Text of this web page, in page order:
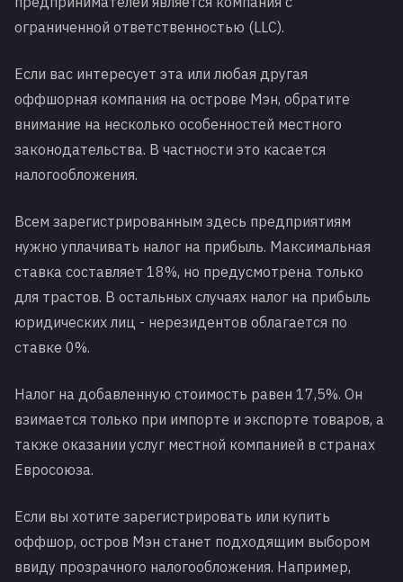
ограниченной ответственностью (LLC).
Если вас интересует эта или любая другая
оффшорная компания на острове Мэн, обратите
внимание на несколько особенностей местного
законодательства. В частности это касается
налогообложения.
Всем зарегистрированным здесь предприятиям
нужно уплачивать налог на прибыль. Максимальная
ставка составляет 18%, но предусмотрена только
для трастов. В остальных случаях налог на прибыль
юридических лиц - нерезидентов облагается по
ставке 0%.
Налог на добавленную стоимость равен 17,5%. Он
взимается только при импорте и экспорте товаров, а
также оказании услуг местной компанией в странах
Евросоюза.
Если вы хотите зарегистрировать или купить
оффшор, остров Мэн станет подходящим выбором
ввиду прозрачного налогообложения. Например,